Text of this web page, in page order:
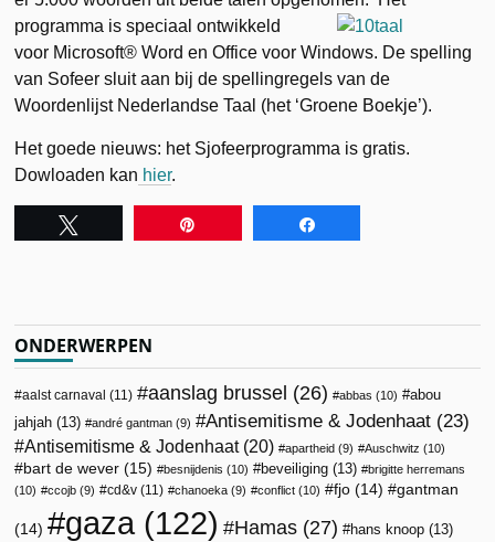
programma is speciaal ontwikkeld
voor Microsoft® Word en Office voor Windows. De spelling
van Sofeer sluit aan bij de spellingregels van de
Woordenlijst Nederlandse Taal (het ‘Groene Boekje’).
Het goede nieuws: het Sjofeerprogramma is gratis.
Dowloaden kan hier.
ONDERWERPEN
aalst carnaval (11) aanslag brussel (26) abbas (10)
abou
jahjah (13) andré gantman (9) Antisemitisme & Jodenhaat (23)
Antisemitisme & Jodenhaat(20) apartheid (9) Auschwitz (10)
bart de wever (15) besnijdenis (10) beveiliging (13)
brigitte herremans
(10)
ccojb (9) cd&v (11) chanoeka (9) conflict (10) fjo (14) gantman
(14) gaza (122) Hamas (27) hans knoop (13)